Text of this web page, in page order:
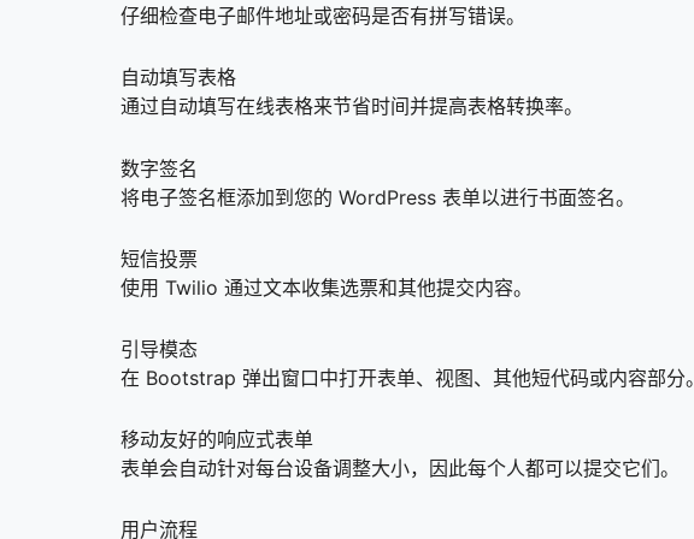
仔细检查电子邮件地址或密码是否有拼写错误。
自动填写表格
通过自动填写在线表格来节省时间并提高表格转换率。
数字签名
将电子签名框添加到您的 WordPress 表单以进行书面签名。
短信投票
使用 Twilio 通过文本收集选票和其他提交内容。
引导模态
在 Bootstrap 弹出窗口中打开表单、视图、其他短代码或内容部分。
移动友好的响应式表单
表单会自动针对每台设备调整大小，因此每个人都可以提交它们。
用户流程